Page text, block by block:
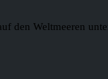
den Weltmeeren